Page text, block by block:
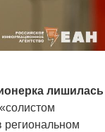
лишилась
региональном